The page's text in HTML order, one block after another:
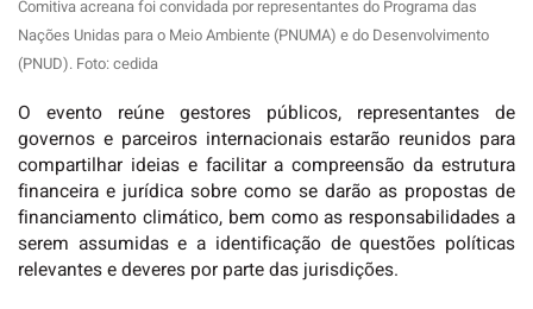
Comitiva acreana foi convidada por representantes do Programa das
Nações Unidas para o Meio Ambiente (PNUMA) e do Desenvolvimento
(PNUD). Foto: cedida
O evento reúne gestores públicos, representantes de
governos e parceiros internacionais estarão reunidos para
compartilhar ideias e facilitar a compreensão da estrutura
financeira e jurídica sobre como se darão as propostas de
financiamento climático, bem como as responsabilidades a
serem assumidas e a identificação de questões políticas
relevantes e deveres por parte das jurisdições.